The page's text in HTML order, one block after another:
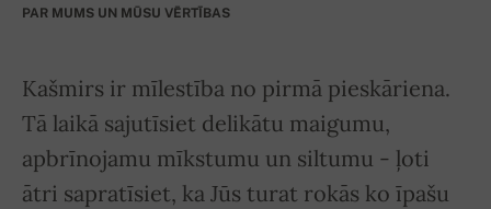
PAR MUMS UN MŪSU VĒRTĪBAS
Kašmirs ir mīlestība no pirmā pieskāriena.
Tā laikā sajutīsiet delikātu maigumu,
apbrīnojamu mīkstumu un siltumu - ļoti
ātri sapratīsiet, ka Jūs turat rokās ko īpašu